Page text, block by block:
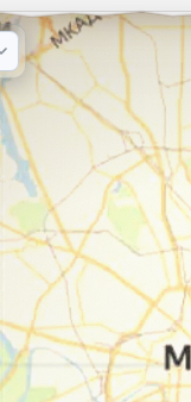
из города